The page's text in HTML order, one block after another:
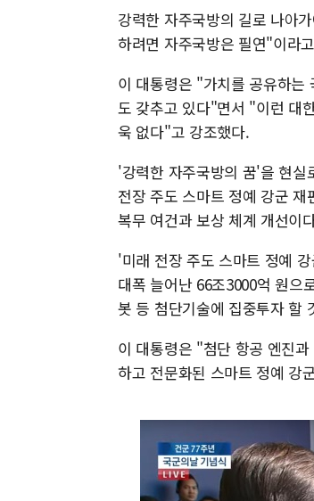
강력한 자주국방의 길로 나아
하려면 자주국방은 필연"이라
이 대통령은 "가치를 공유하는
도 갖추고 있다"면서 "이런 대
욱 없다"고 강조했다.
'강력한 자주국방의 꿈'을 현
전장 주도 스마트 정예 강군
복무 여건과 보상 체계 개선이
'미래 전장 주도 스마트 정예
대폭 늘어난 66조3000억 원으
봇 등 첨단기술에 집중투자 할
이 대통령은 "첨단 항공 엔진
하고 전문화된 스마트 정예 강